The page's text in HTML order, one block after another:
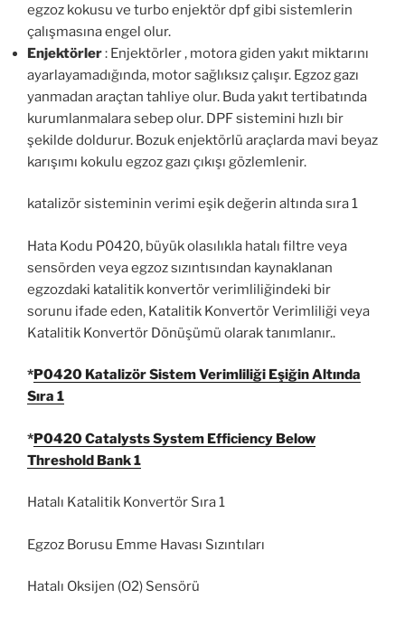
egzoz kokusu ve turbo enjektör dpf gibi sistemlerin
çalışmasına engel olur.
Enjektörler: Enjektörler , motora giden yakıt miktarını
ayarlayamadığında, motor sağlıksız çalışır. Egzoz gazı
yanmadan araçtan tahliye olur. Buda yakıt tertibatında
kurumlanmalara sebep olur. DPF sistemini hızlı bir
şekilde doldurur. Bozuk enjektörlü araçlarda mavi beyaz
karışımı kokulu egzoz gazı çıkışı gözlemlenir.
katalizör sisteminin verimi eşik değerin altında sıra 1
Hata Kodu P0420, büyük olasılıkla hatalı filtre veya
sensörden veya egzoz sızıntısından kaynaklanan
egzozdaki katalitik konvertör verimliliğindeki bir
sorunu ifade eden, Katalitik Konvertör Verimliliği veya
Katalitik Konvertör Dönüşümü olarak tanımlanır..
*P0420 Katalizör Sistem Verimliliği Eşiğin Altında
Sıra 1
*P0420 Catalysts System Efficiency Below
Threshold Bank 1
Hatalı Katalitik Konvertör Sıra 1
Egzoz Borusu Emme Havası Sızıntıları
Hatalı Oksijen (O2) Sensörü